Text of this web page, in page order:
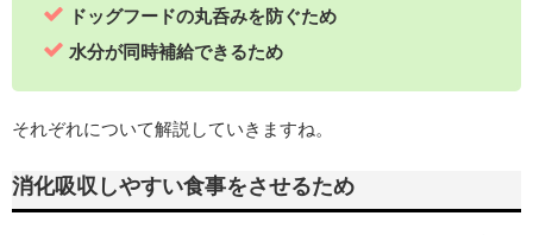
ドッグフードの丸呑みを防ぐため
水分が同時補給できるため
それぞれについて解説していきますね。
消化吸収しやすい食事をさせるため